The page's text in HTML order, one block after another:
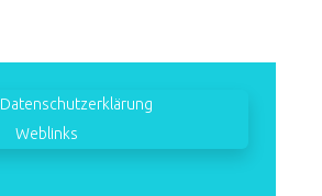
Datenschutzerklärung
Weblinks